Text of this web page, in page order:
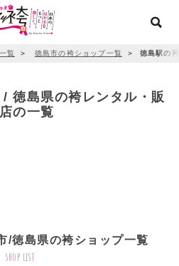
覧 ＞ 徳島市の袴ショップ一覧 ＞ 徳島駅の
徳島県の袴レンタル・販
の一覧
/徳島県の袴ショップ一覧
shop list